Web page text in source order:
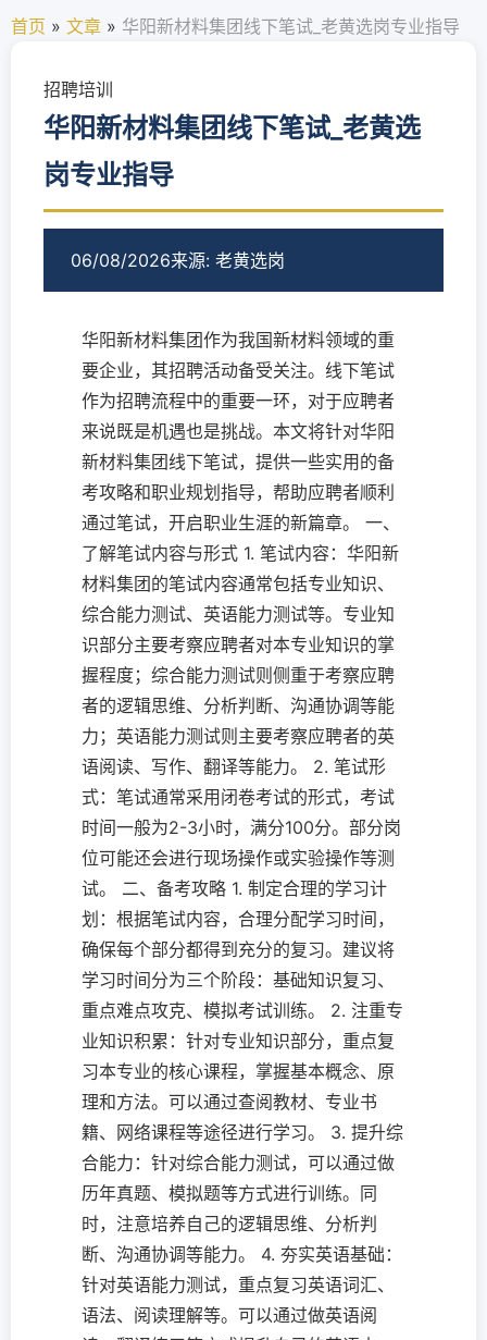
首页 » 文章 » 华阳新材料集团线下笔试_老黄选岗专业指导
招聘培训
华阳新材料集团线下笔试_老黄选
岗专业指导
06/08/2026来源: 老黄选岗
华阳新材料集团作为我国新材料领域的重
要企业，其招聘活动备受关注。线下笔试
作为招聘流程中的重要一环，对于应聘者
来说既是机遇也是挑战。本文将针对华阳
新材料集团线下笔试，提供一些实用的备
考攻略和职业规划指导，帮助应聘者顺利
通过笔试，开启职业生涯的新篇章。 一、
了解笔试内容与形式 1. 笔试内容：华阳新
材料集团的笔试内容通常包括专业知识、
综合能力测试、英语能力测试等。专业知
识部分主要考察应聘者对本专业知识的掌
握程度；综合能力测试则侧重于考察应聘
者的逻辑思维、分析判断、沟通协调等能
力；英语能力测试则主要考察应聘者的英
语阅读、写作、翻译等能力。 2. 笔试形
式：笔试通常采用闭卷考试的形式，考试
时间一般为2-3小时，满分100分。部分岗
位可能还会进行现场操作或实验操作等测
试。 二、备考攻略 1. 制定合理的学习计
划：根据笔试内容，合理分配学习时间，
确保每个部分都得到充分的复习。建议将
学习时间分为三个阶段：基础知识复习、
重点难点攻克、模拟考试训练。 2. 注重专
业知识积累：针对专业知识部分，重点复
习本专业的核心课程，掌握基本概念、原
理和方法。可以通过查阅教材、专业书
籍、网络课程等途径进行学习。 3. 提升综
合能力：针对综合能力测试，可以通过做
历年真题、模拟题等方式进行训练。同
时，注意培养自己的逻辑思维、分析判
断、沟通协调等能力。 4. 夯实英语基础：
针对英语能力测试，重点复习英语词汇、
语法、阅读理解等。可以通过做英语阅